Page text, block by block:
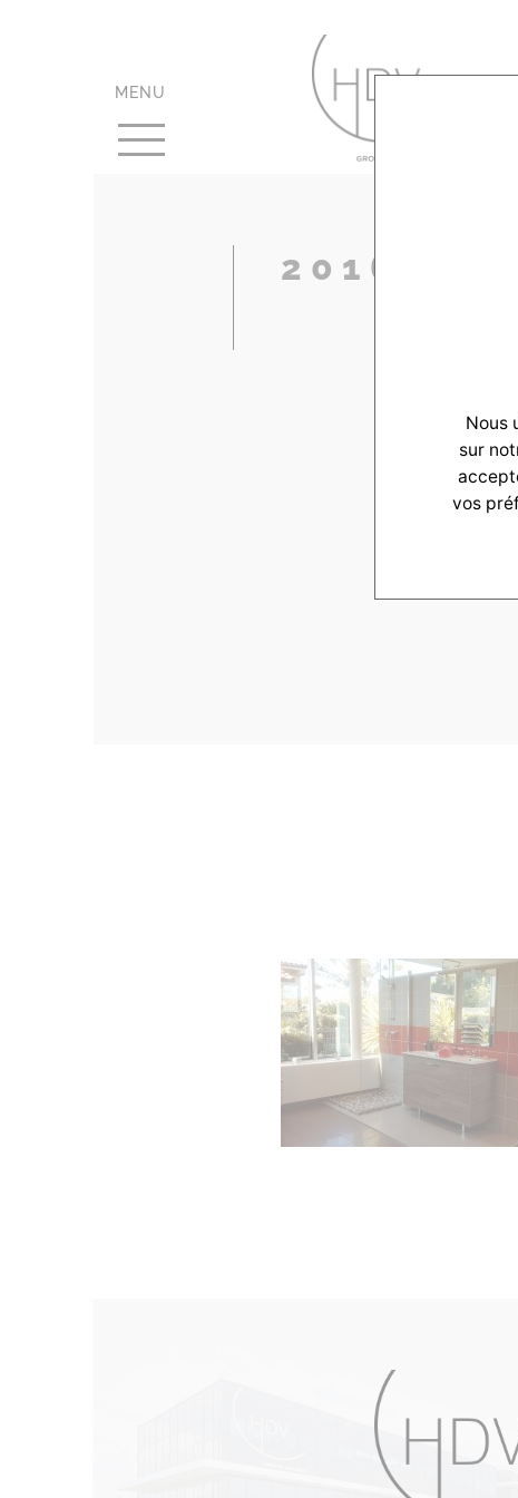
MENU
Nous
sur
vos